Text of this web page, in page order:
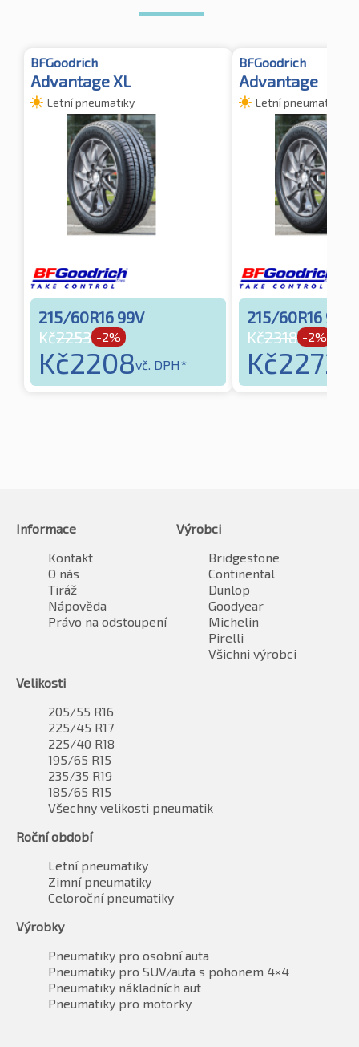
BFGoodrich
Advantage XL
Letní pneumatiky
215/60R16 99V
Kč2253 -2%
Kč2208vč. DPH*
BFGoodrich
Advantage
Letní pneumatiky
215/60R16 95H
Kč2318 -2%
Kč2272
Informace
Kontakt
O nás
Tiráž
Nápověda
Právo na odstoupení
Výrobci
Bridgestone
Continental
Dunlop
Goodyear
Michelin
Pirelli
Všichni výrobci
Velikosti
205/55 R16
225/45 R17
225/40 R18
195/65 R15
235/35 R19
185/65 R15
Všechny velikosti pneumatik
Roční období
Letní pneumatiky
Zimní pneumatiky
Celoroční pneumatiky
Výrobky
Pneumatiky pro osobní auta
Pneumatiky pro SUV/auta s pohonem 4×4
Pneumatiky nákladních aut
Pneumatiky pro motorky